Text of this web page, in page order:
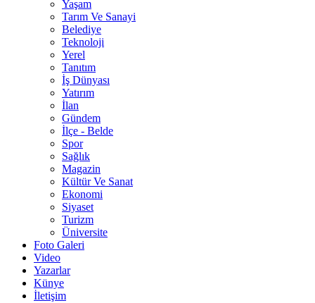
Yaşam
Tarım Ve Sanayi
Belediye
Teknoloji
Yerel
Tanıtım
İş Dünyası
Yatırım
İlan
Gündem
İlçe - Belde
Spor
Sağlık
Magazin
Kültür Ve Sanat
Ekonomi
Siyaset
Turizm
Üniversite
Foto Galeri
Video
Yazarlar
Künye
İletişim